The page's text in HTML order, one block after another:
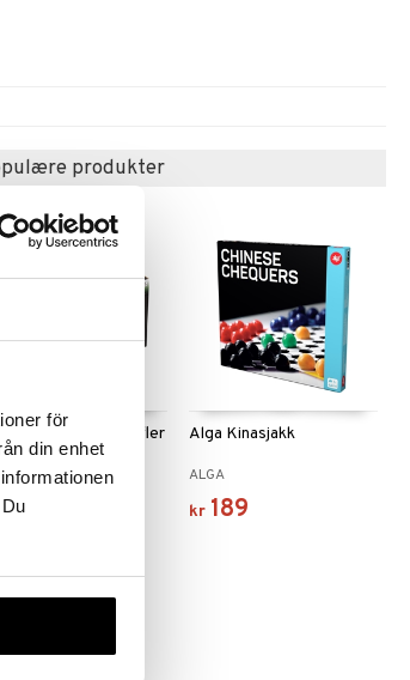
för
din enhet
produkter
Electric Card Shuffler
GAME
129
Alga Kinasjakk
ALGA
kr 189